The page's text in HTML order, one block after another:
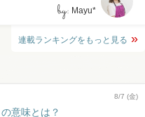
by: Mayu*
連載ランキングをもっと見る
8/7 (金)
意味とは？